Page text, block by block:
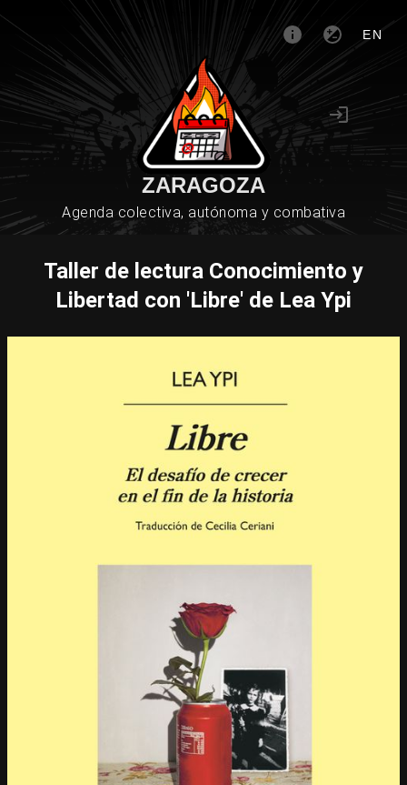
EN
ZARAGOZA
Agenda colectiva, autónoma y combativa
Taller de lectura Conocimiento y
Libertad con 'Libre' de Lea Ypi